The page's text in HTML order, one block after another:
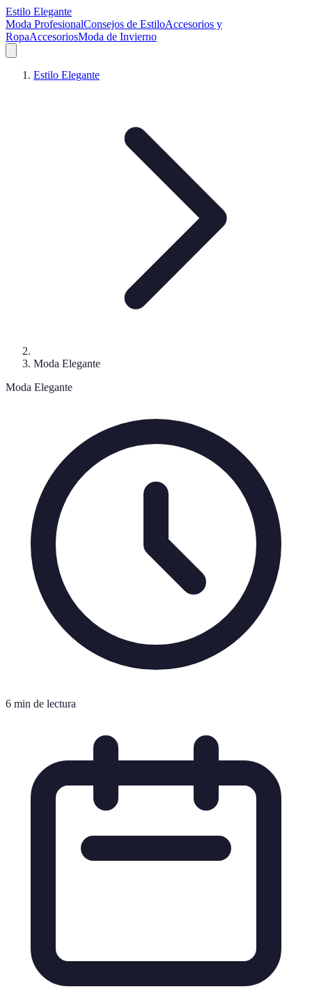
Estilo Elegante
Moda ProfesionalConsejos de EstiloAccesorios y
RopaAccesoriosModa de Invierno
Estilo Elegante
Moda Elegante
Moda Elegante
6 min de lectura